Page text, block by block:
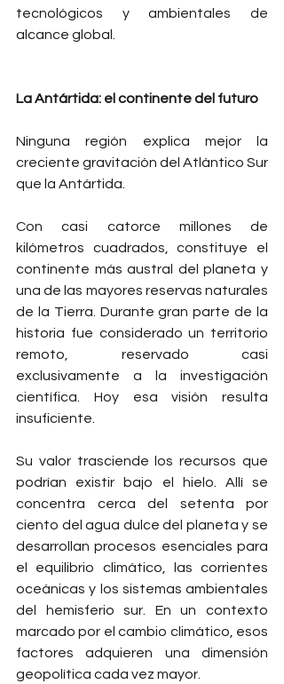
tecnológicos y ambientales de
alcance global.
La Antártida: el continente del futuro
Ninguna región explica mejor la
creciente gravitación del Atlántico Sur
que la Antártida.
Con casi catorce millones de
kilómetros cuadrados, constituye el
continente más austral del planeta y
una de las mayores reservas naturales
de la Tierra. Durante gran parte de la
historia fue considerado un territorio
remoto, reservado casi
exclusivamente a la investigación
científica. Hoy esa visión resulta
insuficiente.
Su valor trasciende los recursos que
podrían existir bajo el hielo. Allí se
concentra cerca del setenta por
ciento del agua dulce del planeta y se
desarrollan procesos esenciales para
el equilibrio climático, las corrientes
oceánicas y los sistemas ambientales
del hemisferio sur. En un contexto
marcado por el cambio climático, esos
factores adquieren una dimensión
geopolítica cada vez mayor.